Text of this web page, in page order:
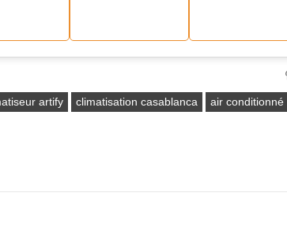
air conditionné
climatisation casablanca
artify